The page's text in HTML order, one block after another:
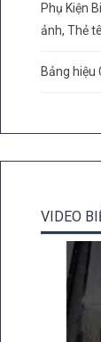
Phụ Kiện
ảnh, Thẻ
Bảng hiệu
VIDEO